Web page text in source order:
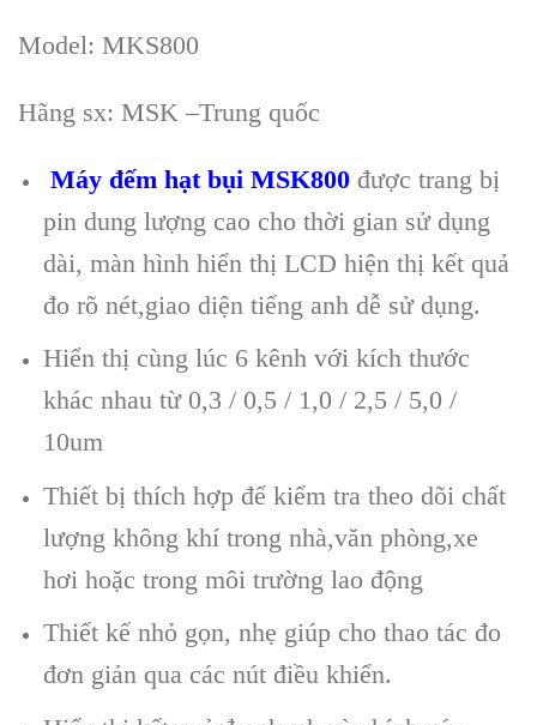
Model: MKS800
Hãng sx: MSK –Trung quốc
Máy đếm hạt bụi MSK800được trang bị
pin dung lượng cao cho thời gian sử dụng
dài, màn hình hiển thị LCD hiện thị kết quả
đo rõ nét,giao diện tiếng anh dễ sử dụng.
Hiển thị cùng lúc 6 kênh với kích thước
khác nhau từ 0,3 / 0,5 / 1,0 / 2,5 / 5,0 /
10um
Thiết bị thích hợp để kiểm tra theo dõi chất
lượng không khí trong nhà,văn phòng,xe
hơi hoặc trong môi trường lao động
Thiết kế nhỏ gọn, nhẹ giúp cho thao tác đo
đơn giản qua các nút điều khiển.